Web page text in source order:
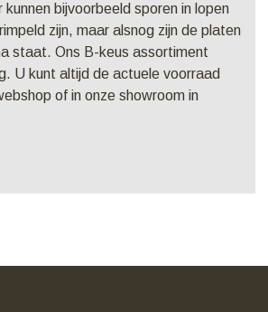
kunnen bijvoorbeeld sporen in lopen
zijn, maar alsnog zijn de platen
staat. Ons B-keus assortiment
U kunt altijd de actuele voorraad
of in onze showroom in